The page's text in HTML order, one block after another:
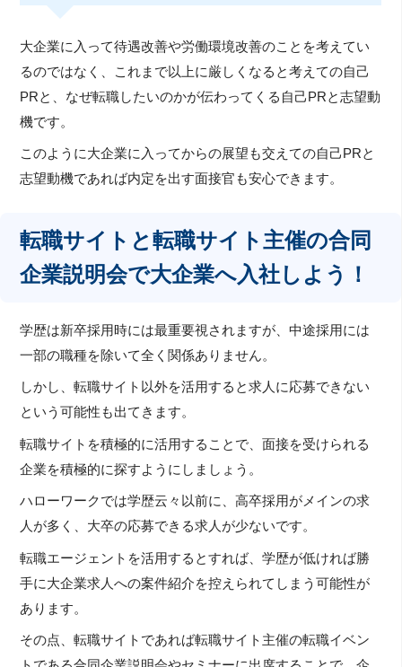
大企業に入って待遇改善や労働環境改善のことを考えてい
るのではなく、これまで以上に厳しくなると考えての自己
PRと、なぜ転職したいのかが伝わってくる自己PRと志望動
機です。
このように大企業に入ってからの展望も交えての自己PRと
志望動機であれば内定を出す面接官も安心できます。
転職サイトと転職サイト主催の合同
企業説明会で大企業へ入社しよう！
学歴は新卒採用時には最重要視されますが、中途採用には
一部の職種を除いて全く関係ありません。
しかし、転職サイト以外を活用すると求人に応募できない
という可能性も出てきます。
転職サイトを積極的に活用することで、面接を受けられる
企業を積極的に探すようにしましょう。
ハローワークでは学歴云々以前に、高卒採用がメインの求
人が多く、大卒の応募できる求人が少ないです。
転職エージェントを活用するとすれば、学歴が低ければ勝
手に大企業求人への案件紹介を控えられてしまう可能性が
あります。
その点、転職サイトであれば転職サイト主催の転職イベン